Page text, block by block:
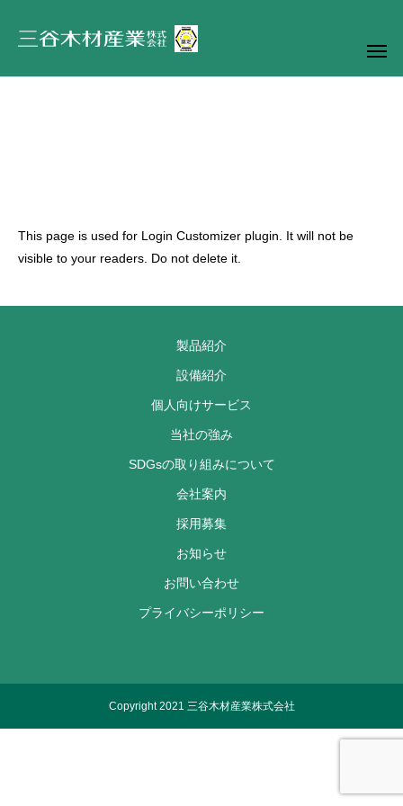
This page is used for Login Customizer plugin. It will not be
visible to your readers. Do not delete it.
製品紹介
設備紹介
個人向けサービス
当社の強み
SDGsの取り組みについて
会社案内
採用募集
お知らせ
お問い合わせ
プライバシーポリシー
Copyright 2021 三谷木材産業株式会社